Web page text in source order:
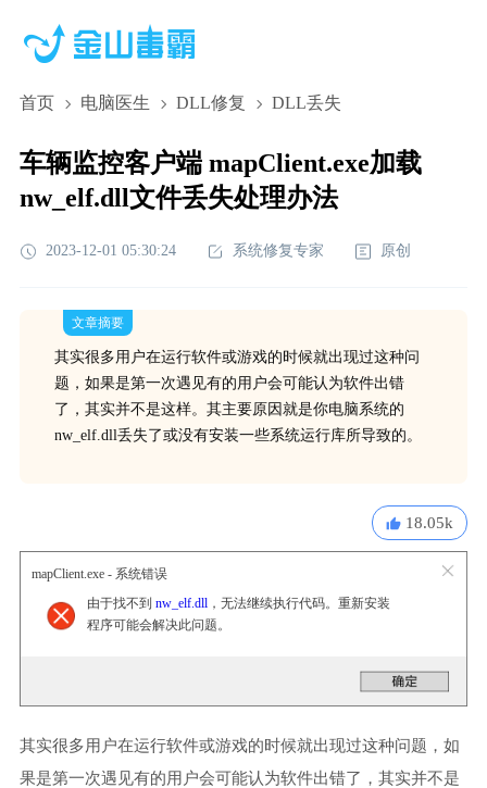
首页 电脑医生 DLL修复 DLL丢失
车辆监控客户端 mapClient.exe加载
nw_elf.dll文件丢失处理办法
2023-12-01 05:30:24 系统修复专家 原创
文章摘要
其实很多用户在运行软件或游戏的时候就出现过这种问
题，如果是第一次遇见有的用户会可能认为软件出错
了，其实并不是这样。其主要原因就是你电脑系统的
nw_elf.dll丢失了或没有安装一些系统运行库所导致的。
18.05k
mapClient.exe - 系统错误
由于找不到 nw_elf.dll，无法继续执行代码。重新安装
程序可能会解决此问题。
其实很多用户在运行软件或游戏的时候就出现过这种问题，如
果是第一次遇见有的用户会可能认为软件出错了，其实并不是